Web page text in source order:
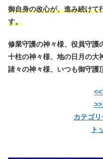
御自身の改心が、進み続けて
す。
修業守護の神々様、役員守護
十柱の神々様、地の日月の大
諸々の神々様、いつも御守護
カテゴ
ト